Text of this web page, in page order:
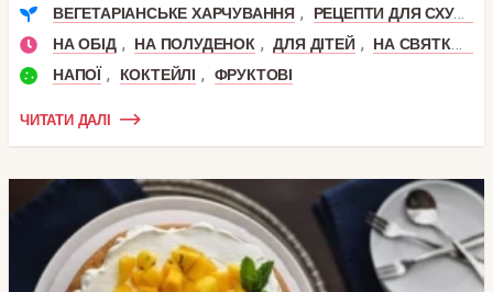
ВЕГЕТАРІАНСЬКЕ ХАРЧУВАННЯ ,
РЕЦЕПТИ ДЛЯ СХУДНЕННЯ
НА ОБІД , НА ПОЛУДЕНОК , ДЛЯ ДІТЕЙ ,
НА СВЯТКОВИЙ СТІЛ
НАПОЇ , КОКТЕЙЛІ , ФРУКТОВІ
ЧИТАТИ ДАЛІ